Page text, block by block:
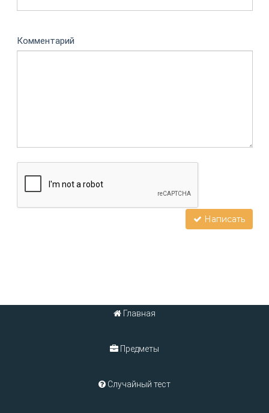
Комментарий
Написать
Главная
Предметы
Случайный тест